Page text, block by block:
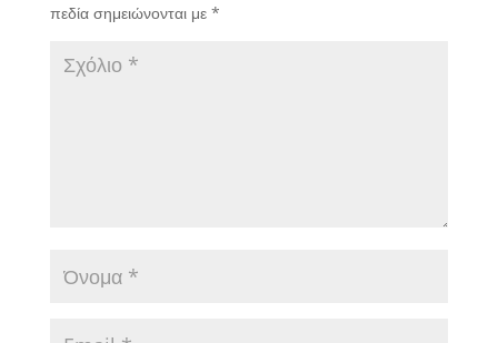
πεδία σημειώνονται με *